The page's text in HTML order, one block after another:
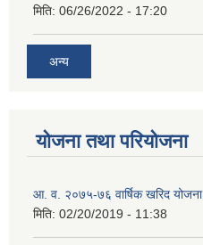
मिति: 06/26/2022 - 17:20
अन्य
योजना तथा परियोजना
आ. व. २०७५-७६ वार्षिक खरिद योजना
मिति: 02/20/2019 - 11:38